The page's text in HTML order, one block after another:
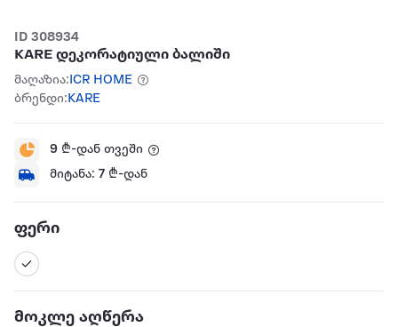
ID 308934
KARE დეკორატიული ბალიში
მაღაზია: ICR HOME
ბრენდი: KARE
9 ₾-დან თვეში
მიტანა: 7 ₾-დან
ფერი
მოკლე აღწერა